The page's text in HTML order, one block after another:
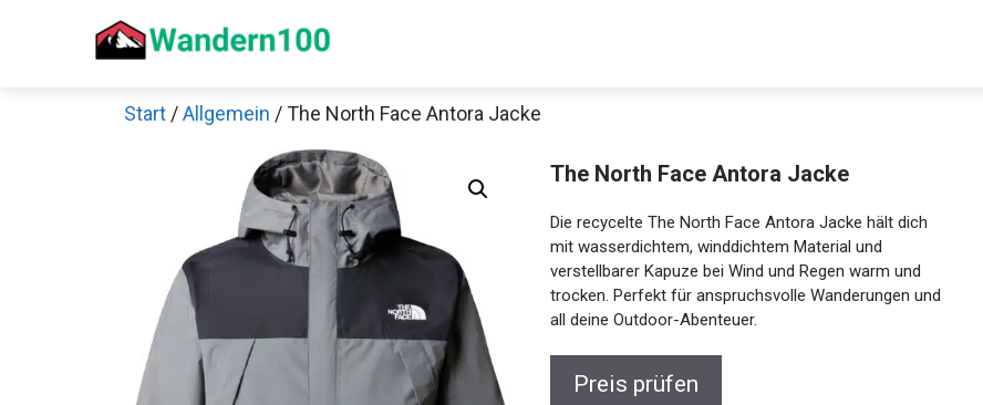
Start /Allgemein / The North Face Antora Jacke
The North Face Antora Jacke
Die recycelte The North Face Antora Jacke hält dich
mit wasserdichtem, winddichtem Material und
verstellbarer Kapuze bei Wind und Regen warm und
trocken. Perfekt für anspruchsvolle Wanderungen und
all deine Outdoor-Abenteuer.
Preis prüfen